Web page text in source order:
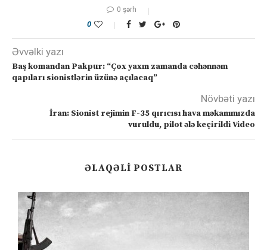
0 şərh
0
Əvvəlki yazı
Baş komandan Pakpur: “Çox yaxın zamanda cəhənnəm
qapıları sionistlərin üzünə açılacaq”
Növbəti yazı
İran: Sionist rejimin F-35 qırıcısı hava məkanımızda
vuruldu, pilot ələ keçirildi Video
ƏLAQƏLI POSTLAR